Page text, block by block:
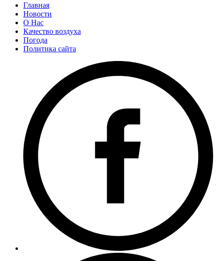
Главная
Новости
О Нас
Качество воздуха
Погода
Политика сайта